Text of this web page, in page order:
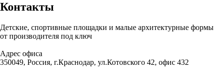
Контакты
Детские, спортивные площадки и малые архитектурные формы
от производителя под ключ
Адрес офиса
350049, Россия, г.Краснодар, ул.Котовского 42, офис 432